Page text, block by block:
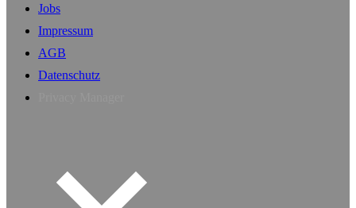
Jobs
Impressum
AGB
Datenschutz